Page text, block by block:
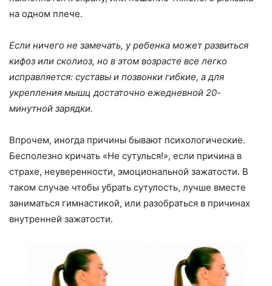
на одном плече.
Если ничего не замечать, у ребенка может развиться
кифоз или сколиоз, но в этом возрасте все легко
исправляется: суставы и позвонки гибкие, а для
укрепления мышц достаточно ежедневной 20-
минутной зарядки.
Впрочем, иногда причины бывают психологические.
Бесполезно кричать «Не сутулься!», если причина в
страхе, неуверенности, эмоциональной зажатости. В
таком случае чтобы убрать сутулость, лучше вместе
заниматься гимнастикой, или разобраться в причинах
внутренней зажатости.